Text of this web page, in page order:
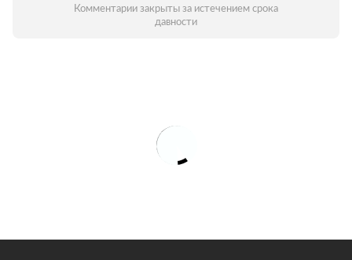
Комментарии закрыты за истечением срока
давности